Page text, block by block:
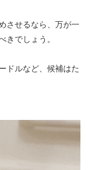
させるなら、万が一
きでしょう。
ドルなど、候補はた